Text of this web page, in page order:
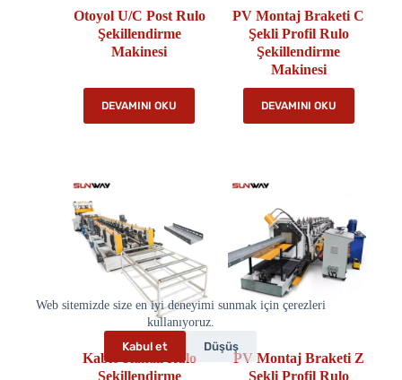
Web sitemizde size en iyi deneyimi sunmak için çerezleri
kullanıyoruz.
Kabul et
Düşüş
Otoyol U/C Post Rulo
Şekillendirme
Makinesi
DEVAMINI OKU
PV Montaj Braketi C
Şekli Profil Rulo
Şekillendirme
Makinesi
DEVAMINI OKU
Kablo Kanalı Rulo
Şekillendirme
PV Montaj Braketi Z
Şekli Profil Rulo